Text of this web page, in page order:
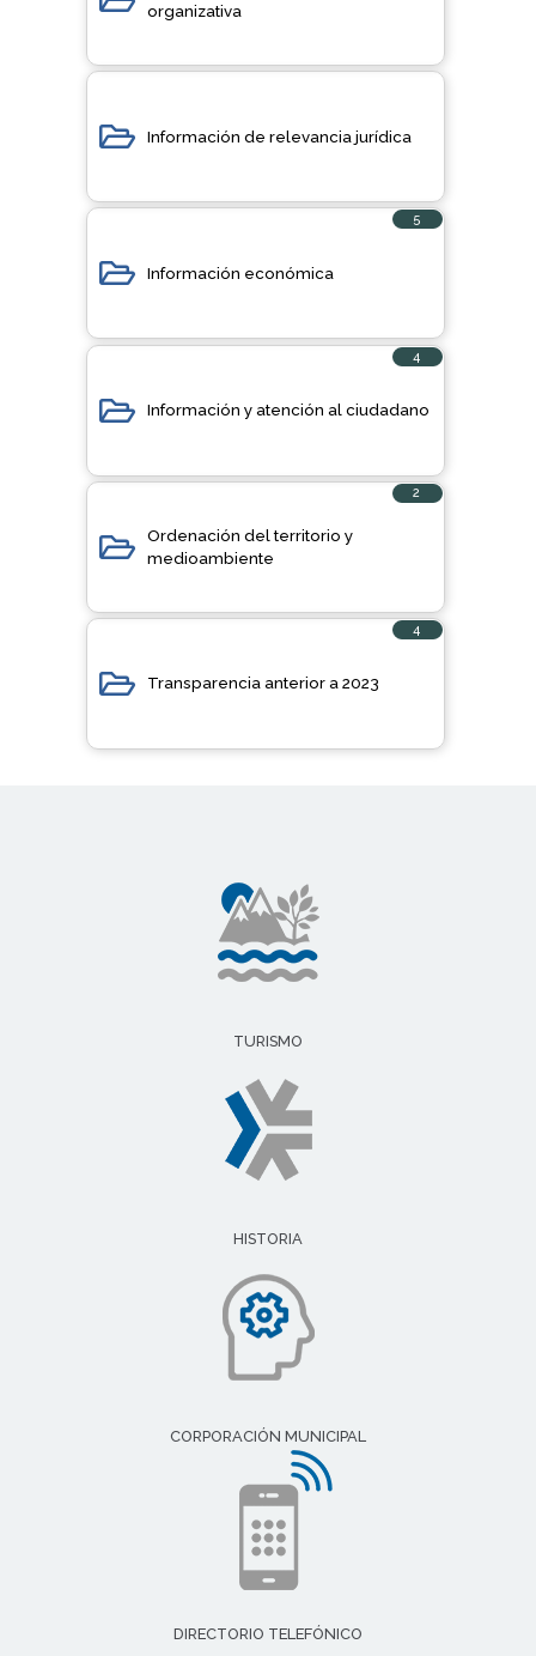
organizativa
Información de relevancia jurídica
5
Información económica
4
Información y atención al ciudadano
2
Ordenación del territorio y
medioambiente
4
Transparencia anterior a 2023
TURISMO
HISTORIA
CORPORACIÓN MUNICIPAL
DIRECTORIO TELEFÓNICO